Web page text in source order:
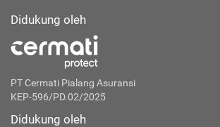
Didukung oleh
PT Cermati Pialang Asuransi
KEP-596/PD.02/2025
Didukung oleh